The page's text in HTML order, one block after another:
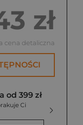
zł
cena detaliczna
od 399 zł
Ci